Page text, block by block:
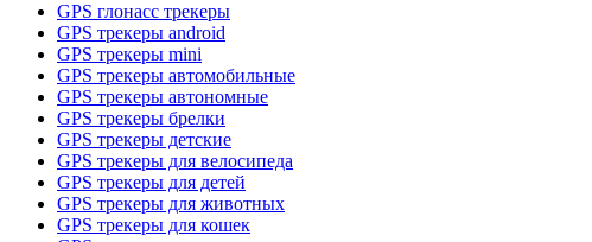
GPS глонасс трекеры
GPS трекеры android
GPS трекеры mini
GPS трекеры автомобильные
GPS трекеры автономные
GPS трекеры брелки
GPS трекеры детские
GPS трекеры для велосипеда
GPS трекеры для детей
GPS трекеры для животных
GPS трекеры для кошек